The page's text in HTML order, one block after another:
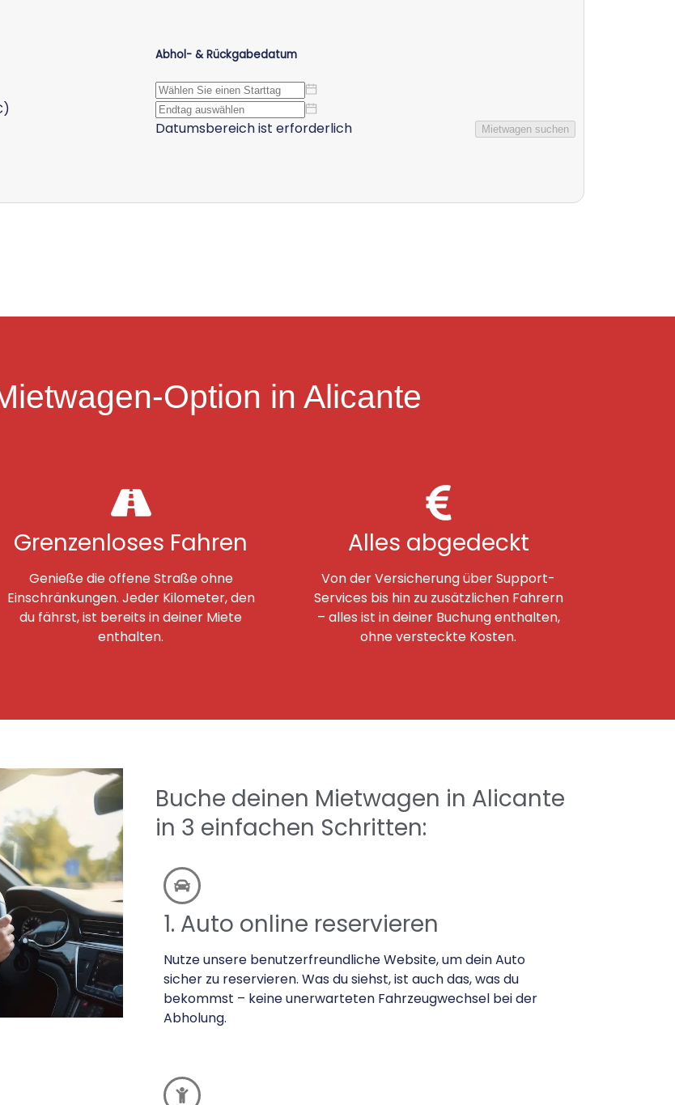
Option in Alicante
Grenzenloses Fahren
Genieße die offene Straße ohne
Einschränkungen. Jeder Kilometer, den
du fährst, ist bereits in deiner Miete
enthalten.
Alles abgedeckt
Von der Versicherung über Support-
Services bis hin zu zusätzlichen Fahrern
– alles ist in deiner Buchung enthalten,
ohne versteckte Kosten.
Buche deinen Mietwagen in Alicante
in 3 einfachen Schritten:
1. Auto online reservieren
Nutze unsere benutzerfreundliche Website, um dein Auto
sicher zu reservieren. Was du siehst, ist auch das, was du
bekommst – keine unerwarteten Fahrzeugwechsel bei der
Abholung.